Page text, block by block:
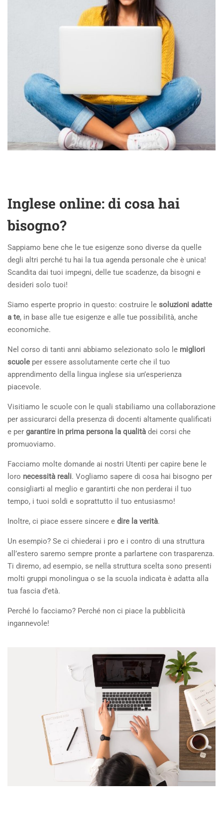
Inglese online: di cosa hai
bisogno?
Sappiamo bene che le tue esigenze sono diverse da quelle
degli altri perché tu hai la tua agenda personale che è unica!
Scandita dai tuoi impegni, delle tue scadenze, da bisogni e
desideri solo tuoi!
Siamo esperte proprio in questo: costruire le soluzioni adatte
a te, in base alle tue esigenze e alle tue possibilità, anche
economiche.
Nel corso di tanti anni abbiamo selezionato solo le migliori
scuole per essere assolutamente certe che il tuo
apprendimento della lingua inglese sia un’esperienza
piacevole.
Visitiamo le scuole con le quali stabiliamo una collaborazione
per assicurarci della presenza di docenti altamente qualificati
e per garantire in prima persona la qualità dei corsi che
promuoviamo.
Facciamo molte domande ai nostri Utenti per capire bene le
loro necessità reali. Vogliamo sapere di cosa hai bisogno per
consigliarti al meglio e garantirti che non perderai il tuo
tempo, i tuoi soldi e soprattutto il tuo entusiasmo!
Inoltre, ci piace essere sincere e dire la verità.
Un esempio? Se ci chiederai i pro e i contro di una struttura
all’estero saremo sempre pronte a parlartene con trasparenza.
Ti diremo, ad esempio, se nella struttura scelta sono presenti
molti gruppi monolingua o se la scuola indicata è adatta alla
tua fascia d’età.
Perché lo facciamo? Perché non ci piace la pubblicità
ingannevole!